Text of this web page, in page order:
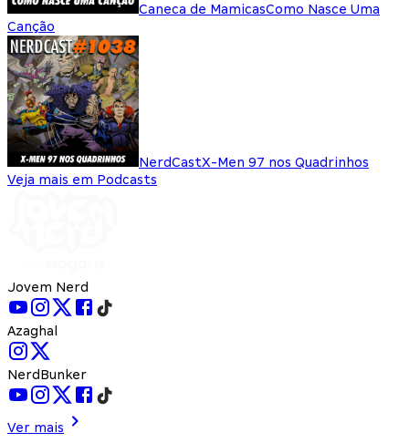
Caneca de MamicasComo Nasce Uma
Canção
NerdCastX-Men 97 nos Quadrinhos
Veja mais em Podcasts
Jovem Nerd
Azaghal
NerdBunker
Ver mais